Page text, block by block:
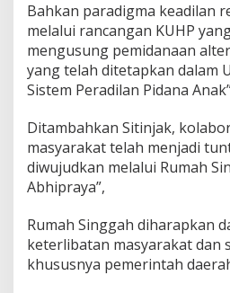
Bahkan paradigma keadilan
melalui rancangan KUHP
mengusung pemidanaan
yang telah ditetapkan dalam
Sistem Peradilan Pidana
Ditambahkan Sitinjak,
masyarakat telah menjadi
diwujudkan melalui Rumah
Abhipraya”,
Rumah Singgah diharapkan
keterlibatan masyarakat dan
khususnya pemerintah